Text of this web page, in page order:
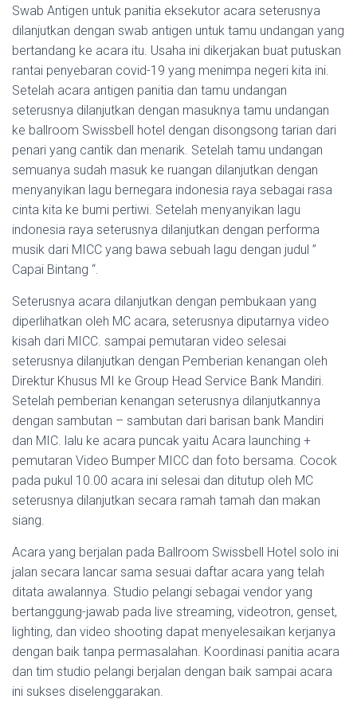
Swab Antigen untuk panitia eksekutor acara seterusnya
dilanjutkan dengan swab antigen untuk tamu undangan yang
bertandang ke acara itu. Usaha ini dikerjakan buat putuskan
rantai penyebaran covid-19 yang menimpa negeri kita ini.
Setelah acara antigen panitia dan tamu undangan
seterusnya dilanjutkan dengan masuknya tamu undangan
ke ballroom Swissbell hotel dengan disongsong tarian dari
penari yang cantik dan menarik. Setelah tamu undangan
semuanya sudah masuk ke ruangan dilanjutkan dengan
menyanyikan lagu bernegara indonesia raya sebagai rasa
cinta kita ke bumi pertiwi. Setelah menyanyikan lagu
indonesia raya seterusnya dilanjutkan dengan performa
musik dari MICC yang bawa sebuah lagu dengan judul ”
Capai Bintang “.
Seterusnya acara dilanjutkan dengan pembukaan yang
diperlihatkan oleh MC acara, seterusnya diputarnya video
kisah dari MICC. sampai pemutaran video selesai
seterusnya dilanjutkan dengan Pemberian kenangan oleh
Direktur Khusus MI ke Group Head Service Bank Mandiri.
Setelah pemberian kenangan seterusnya dilanjutkannya
dengan sambutan – sambutan dari barisan bank Mandiri
dan MIC. lalu ke acara puncak yaitu Acara launching +
pemutaran Video Bumper MICC dan foto bersama. Cocok
pada pukul 10.00 acara ini selesai dan ditutup oleh MC
seterusnya dilanjutkan secara ramah tamah dan makan
siang.
Acara yang berjalan pada Ballroom Swissbell Hotel solo ini
jalan secara lancar sama sesuai daftar acara yang telah
ditata awalannya. Studio pelangi sebagai vendor yang
bertanggung-jawab pada live streaming, videotron, genset,
lighting, dan video shooting dapat menyelesaikan kerjanya
dengan baik tanpa permasalahan. Koordinasi panitia acara
dan tim studio pelangi berjalan dengan baik sampai acara
ini sukses diselenggarakan.